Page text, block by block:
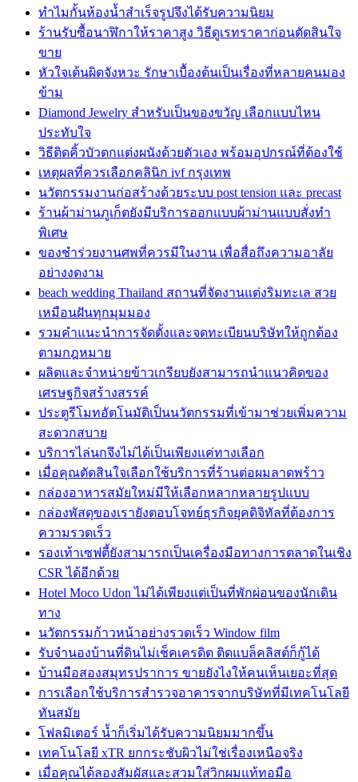
ทำไมกั้นห้องน้ำสำเร็จรูปจึงได้รับความนิยม
ร้านรับซื้อนาฬิกาให้ราคาสูง วิธีดูเรทราคาก่อนตัดสินใจ
ขาย
หัวใจเต้นผิดจังหวะ รักษาเบื้องต้นเป็นเรื่องที่หลายคนมอง
ข้าม
Diamond Jewelry สำหรับเป็นของขวัญ เลือกแบบไหน
ประทับใจ
วิธีติดคิ้วบัวตกแต่งผนังด้วยตัวเอง พร้อมอุปกรณ์ที่ต้องใช้
เหตุผลที่ควรเลือกคลินิก ivf กรุงเทพ
นวัตกรรมงานก่อสร้างด้วยระบบ post tension และ precast
ร้านผ้าม่านภูเก็ตยังมีบริการออกแบบผ้าม่านแบบสั่งทำ
พิเศษ
ของชำร่วยงานศพที่ควรมีในงาน เพื่อสื่อถึงความอาลัย
อย่างงดงาม
beach wedding Thailand สถานที่จัดงานแต่งริมทะเล สวย
เหมือนฝันทุกมุมมอง
รวมคำแนะนำการจัดตั้งและจดทะเบียนบริษัทให้ถูกต้อง
ตามกฎหมาย
ผลิตและจำหน่ายข้าวเกรียบยังสามารถนำแนวคิดของ
เศรษฐกิจสร้างสรรค์
ประตูรีโมทอัตโนมัติเป็นนวัตกรรมที่เข้ามาช่วยเพิ่มความ
สะดวกสบาย
บริการไล่นกจึงไม่ได้เป็นเพียงแค่ทางเลือก
เมื่อคุณตัดสินใจเลือกใช้บริการที่ร้านต่อผมลาดพร้าว
กล่องอาหารสมัยใหม่มีให้เลือกหลากหลายรูปแบบ
กล่องพัสดุของเรายังตอบโจทย์ธุรกิจยุคดิจิทัลที่ต้องการ
ความรวดเร็ว
รองเท้าเซฟตี้ยังสามารถเป็นเครื่องมือทางการตลาดในเชิง
CSR ได้อีกด้วย
Hotel Moco Udon ไม่ได้เพียงแต่เป็นที่พักผ่อนของนักเดิน
ทาง
นวัตกรรมก้าวหน้าอย่างรวดเร็ว Window film
รับจำนองบ้านที่ดินไม่เช็คเครดิต ติดแบล็คลิสต์ก็กู้ได้
บ้านมือสองสมุทรปราการ ขายยังไงให้คนเห็นเยอะที่สุด
การเลือกใช้บริการสำรวจอาคารจากบริษัทที่มีเทคโนโลยี
ทันสมัย
โฟลมิเตอร์ น้ำก็เริ่มได้รับความนิยมมากขึ้น
เทคโนโลยี xTR ยกกระชับผิวไม่ใช่เรื่องเหนือจริง
เมื่อคุณได้ลองสัมผัสและสวมใส่วิกผมแท้ทอมือ